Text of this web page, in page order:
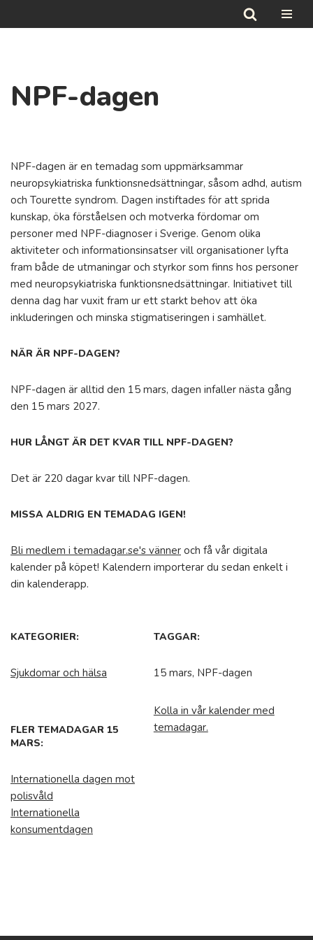
NPF-dagen
NPF-dagen är en temadag som uppmärksammar
neuropsykiatriska funktionsnedsättningar, såsom adhd, autism
och Tourette syndrom. Dagen instiftades för att sprida
kunskap, öka förståelsen och motverka fördomar om
personer med NPF-diagnoser i Sverige. Genom olika
aktiviteter och informationsinsatser vill organisationer lyfta
fram både de utmaningar och styrkor som finns hos personer
med neuropsykiatriska funktionsnedsättningar. Initiativet till
denna dag har vuxit fram ur ett starkt behov att öka
inkluderingen och minska stigmatiseringen i samhället.
NÄR ÄR NPF-DAGEN?
NPF-dagen är alltid den 15 mars, dagen infaller nästa gång
den 15 mars 2027.
HUR LÅNGT ÄR DET KVAR TILL NPF-DAGEN?
Det är 220 dagar kvar till NPF-dagen.
MISSA ALDRIG EN TEMADAG IGEN!
Bli medlem i temadagar.se's vänner och få vår digitala
kalender på köpet! Kalendern importerar du sedan enkelt i
din kalenderapp.
KATEGORIER:
Sjukdomar och hälsa
TAGGAR:
15 mars, NPF-dagen
FLER TEMADAGAR 15
MARS:
Internationella dagen mot
polisvåld
Internationella
konsumentdagen
Kolla in vår kalender med
temadagar.